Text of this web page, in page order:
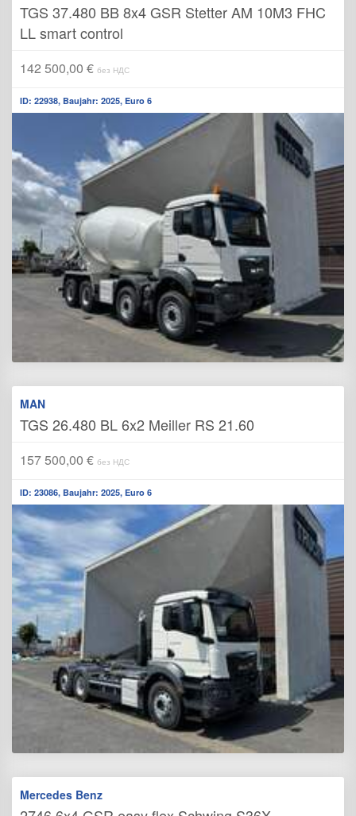
TGS 37.480 BB 8x4 GSR Stetter AM 10M3 FHC
LL smart control
142 500,00 € без НДС
ID: 22938, Baujahr: 2025, Euro 6
MAN
TGS 26.480 BL 6x2 Meiller RS 21.60
157 500,00 € без НДС
ID: 23086, Baujahr: 2025, Euro 6
Mercedes Benz